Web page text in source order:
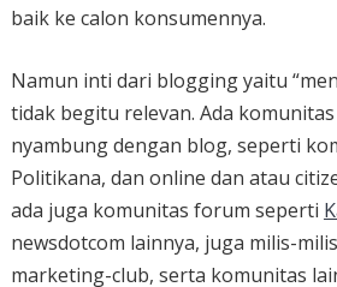
baik ke calon konsumennya.
Namun inti dari blogging yaitu
tidak begitu relevan. Ada
nyambung dengan blog, seperti
Politikana, dan online dan atau
ada juga komunitas forum seperti
newsdotcom lainnya, juga milis-
marketing-club, serta komunitas